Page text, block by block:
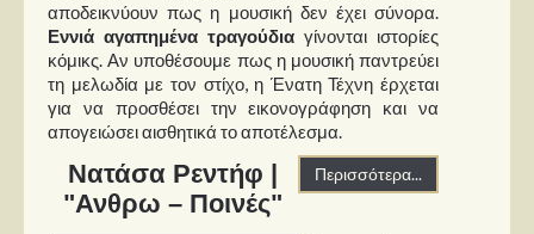
Στήλες
Polls
Small Talk
αποδεικνύουν πως η μουσική δεν έχει σύνορα.
Εννιά αγαπημένα τραγούδια γίνονται ιστορίες
κόμικς. Αν υποθέσουμε πως η μουσική παντρεύει
τη μελωδία με τον στίχο, η Ένατη Τέχνη έρχεται
για να προσθέσει την εικονογράφηση και να
απογειώσει αισθητικά το αποτέλεσμα.
Περισσότερα...
Νατάσα Ρεντήφ |
"Ανθρω – Ποινές"